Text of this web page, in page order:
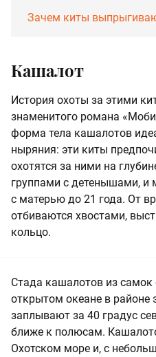
Зачем киты
Кашалот
История охоты за этими
знаменитого романа
форма тела кашалотов
ныряния: эти киты
охотятся за ними на
группами с детенышами,
с матерью до 21 года. От
отбиваются хвостами,
кольцо.
Стада кашалотов из
открытом океане в районе
заплывают за 40 градус
ближе к полюсам.
Охотском море и, с